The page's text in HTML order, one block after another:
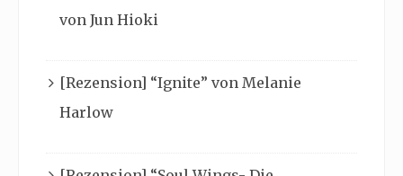
von Jun Hioki
[Rezension] “Ignite” von Melanie
Harlow